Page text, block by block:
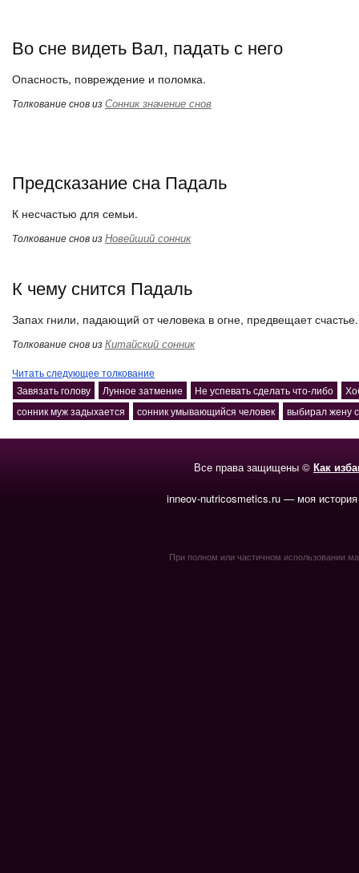
Во сне видеть Вал, падать с него
Опасность, повреждение и поломка.
Толкование снов изСонник значение снов
Предсказание сна Падаль
К несчастью для семьи.
Толкование снов изНовейший сонник
К чему снится Падаль
Запах гнили, падающий от человека в огне, предвещает счастье.
Толкование снов изКитайский сонник
Читать следующее толкование
Завязать голову
Лунное затмение Не успевать сделать что-либо
сонник муж задыхается
сонник умывающийся человек выбирал жену
Все права защищены © Как
inneov-nutricosmetics.ru — моя
При полном или частичном использовании